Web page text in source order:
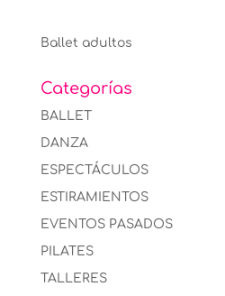
Ballet adultos
Categorías
BALLET
DANZA
ESPECTÁCULOS
ESTIRAMIENTOS
EVENTOS PASADOS
PILATES
TALLERES